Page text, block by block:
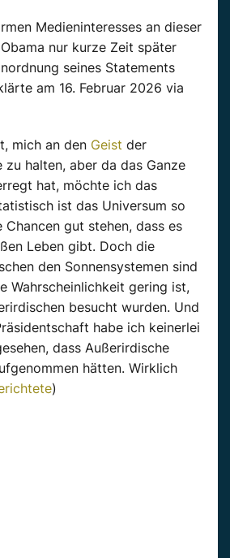
Medieninteresses an dieser
nur kurze Zeit später
seines Statements
am 16. Februar 2026 via
mich an den Geist der
zu halten, aber da das Ganze
hat, möchte ich das
ist das Universum so
gut stehen, dass es
Leben gibt. Doch die
den Sonnensystemen sind
Wahrscheinlichkeit gering ist,
besucht wurden. Und
habe ich keinerlei
dass Außerirdische
hätten. Wirklich
)